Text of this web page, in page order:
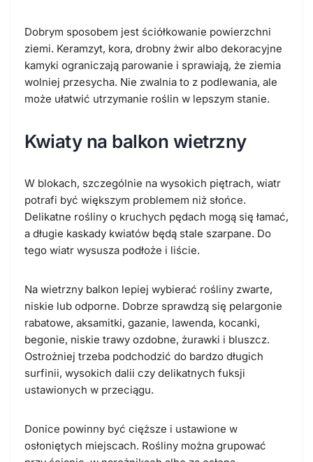
Dobrym sposobem jest ściółkowanie powierzchni
ziemi. Keramzyt, kora, drobny żwir albo dekoracyjne
kamyki ograniczają parowanie i sprawiają, że ziemia
wolniej przesycha. Nie zwalnia to z podlewania, ale
może ułatwić utrzymanie roślin w lepszym stanie.
Kwiaty na balkon wietrzny
W blokach, szczególnie na wysokich piętrach, wiatr
potrafi być większym problemem niż słońce.
Delikatne rośliny o kruchych pędach mogą się łamać,
a długie kaskady kwiatów będą stale szarpane. Do
tego wiatr wysusza podłoże i liście.
Na wietrzny balkon lepiej wybierać rośliny zwarte,
niskie lub odporne. Dobrze sprawdzą się pelargonie
rabatowe, aksamitki, gazanie, lawenda, kocanki,
begonie, niskie trawy ozdobne, żurawki i bluszcz.
Ostrożniej trzeba podchodzić do bardzo długich
surfinii, wysokich dalii czy delikatnych fuksji
ustawionych w przeciągu.
Donice powinny być cięższe i ustawione w
osłoniętych miejscach. Rośliny można grupować